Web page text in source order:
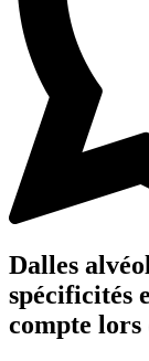
Dalles
spécificités
compte